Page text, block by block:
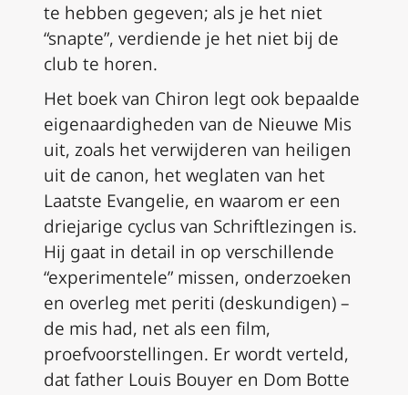
te hebben gegeven; als je het niet
“snapte”, verdiende je het niet bij de
club te horen.
Het boek van Chiron legt ook bepaalde
eigenaardigheden van de Nieuwe Mis
uit, zoals het verwijderen van heiligen
uit de canon, het weglaten van het
Laatste Evangelie, en waarom er een
driejarige cyclus van Schriftlezingen is.
Hij gaat in detail in op verschillende
“experimentele” missen, onderzoeken
en overleg met periti (deskundigen) –
de mis had, net als een film,
proefvoorstellingen. Er wordt verteld,
dat father Louis Bouyer en Dom Botte